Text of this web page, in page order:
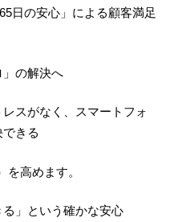
日の安心」による顧客満足
」の解決へ
スがなく、スマートフォ
きる
高めます。
る」という確かな安心